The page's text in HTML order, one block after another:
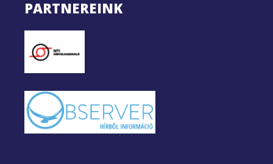
PARTNEREINK